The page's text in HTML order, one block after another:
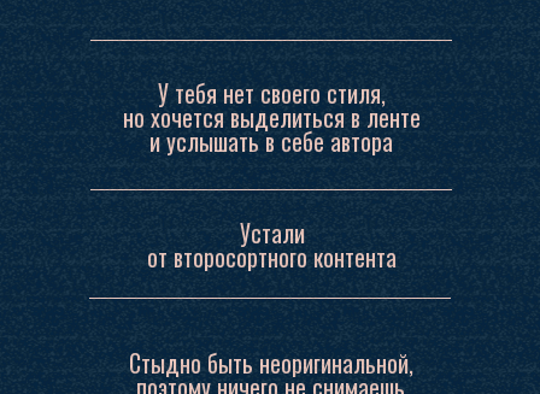
Стыдно быть неоригинальной,
поэтому ничего не снимаешь
Устали
от второсортного контента
У тебя нет своего стиля,
но хочется выделиться в ленте
и услышать в себе автора